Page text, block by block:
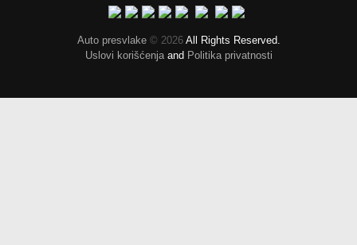
Auto presvlake© 2026 All Rights Reserved.
Uslovi korišćenja and Politika privatnosti